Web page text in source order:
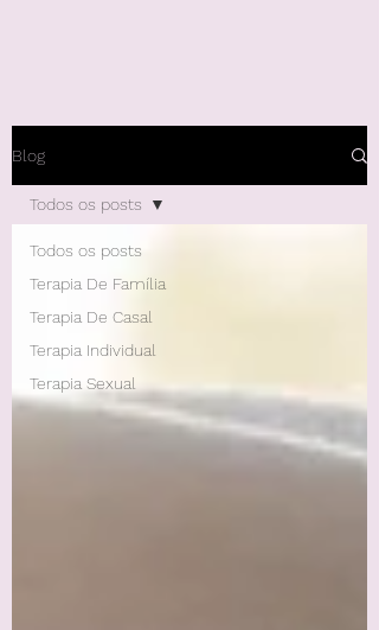
Blog
Todos os posts
Terapia De Família
Terapia De Casal
Terapia Individual
Terapia Sexual
Todos os posts